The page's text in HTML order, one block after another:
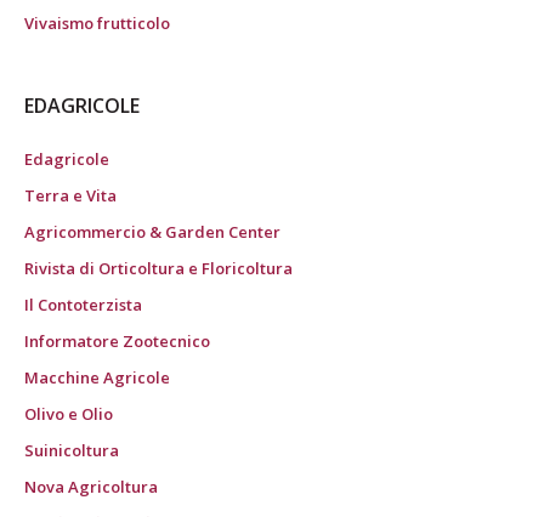
Vivaismo frutticolo
EDAGRICOLE
Edagricole
Terra e Vita
Agricommercio & Garden Center
Rivista di Orticoltura e Floricoltura
Il Contoterzista
Informatore Zootecnico
Macchine Agricole
Olivo e Olio
Suinicoltura
Nova Agricoltura